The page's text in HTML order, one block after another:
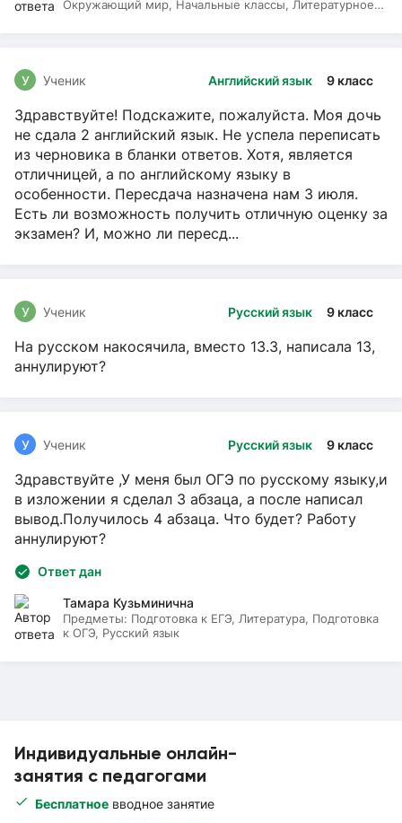
Индивидуальные онлайн-
занятия с педагогами
Бесплатное вводное занятие
Окружающий мир, Начальные классы, Литературное
Английский язык 9 класс
У Ученик
Здравствуйте! Подскажите, пожалуйста. Моя дочь
не сдала 2 английский язык. Не успела переписать
из черновика в бланки ответов. Хотя, является
отличницей, а по английскому языку в
особенности. Пересдача назначена нам 3 июля.
Есть ли возможность получить отличную оценку за
экзамен? И, можно ли пересд...
Русский язык 9 класс
У Ученик
На русском накосячила, вместо 13.3, написала 13,
аннулируют?
Русский язык 9 класс
У Ученик
Здравствуйте ,У меня был ОГЭ по русскому языку,и
в изложении я сделал 3 абзаца, а после написал
вывод.Получилось 4 абзаца. Что будет? Работу
аннулируют?
Ответ дан
Тамара Кузьминична
Предметы: Подготовка к ЕГЭ, Литература, Подготовка
к ОГЭ, Русский язык